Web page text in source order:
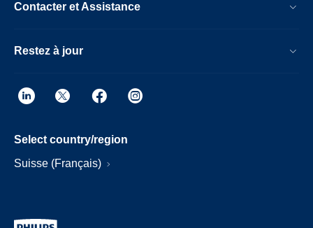
Contacter et Assistance
Restez à jour
Select country/region
Suisse (Français)